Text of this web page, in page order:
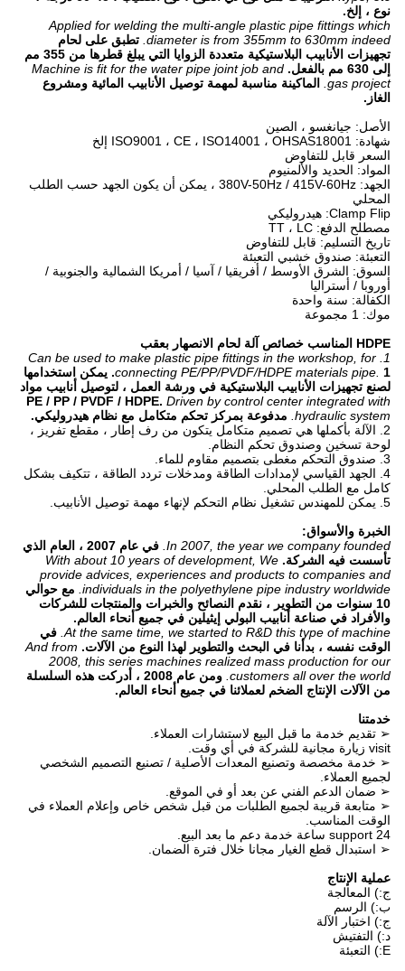
نوع ، إلخ.
Applied for welding the multi-angle plastic pipe fittings which
diameter is from 355mm to 630mm indeed. تطبق على لحام
تجهيزات الأنابيب البلاستيكية متعددة الزوايا التي يبلغ قطرها من 355 مم
إلى 630 مم بالفعل.
Machine is fit for the water pipe joint job and
gas project.
الماكينة مناسبة لمهمة توصيل الأنابيب المائية ومشروع
الغاز.
الأصل: جيانغسو ، الصين
شهادة: ISO9001 ، CE ، ISO14001 ، OHSAS18001 إلخ
السعر قابل للتفاوض
المواد: الحديد والألمنيوم
الجهد: 380V-50Hz / 415V-60Hz ، يمكن أن يكون الجهد حسب الطلب
المحلي
Clamp Flip: هيدروليكي
مصطلح الدفع: TT ، LC
تاريخ التسليم: قابل للتفاوض
التعبئة: صندوق خشبي التعبئة
السوق: الشرق الأوسط / أفريقيا / آسيا / أمريكا الشمالية والجنوبية /
أوروبا / أستراليا
الكفالة: سنة واحدة
موك: 1 مجموعة
HDPE المناسب خصائص آلة لحام الانصهار بعقب
1. Can be used to make plastic pipe fittings in the workshop, for
connecting PE/PP/PVDF/HDPE materials pipe.1. يمكن استخدامها
لصنع تجهيزات الأنابيب البلاستيكية في ورشة العمل ، لتوصيل أنابيب مواد
PE / PP / PVDF / HDPE. Driven by control center integrated with
hydraulic system. مدفوعة بمركز تحكم متكامل مع نظام هيدروليكي.
2. الآلة بأكملها هي تصميم متكامل يتكون من رف إطار ، مقطع تفريز ،
لوحة تسخين وصندوق تحكم النظام.
3. صندوق التحكم مغطى بتصميم مقاوم للماء.
4. الجهد القياسي لإمدادات الطاقة ومدخلات تردد الطاقة ، تتكيف بشكل
كامل مع الطلب المحلي.
5. يمكن للمهندس تشغيل نظام التحكم لإنهاء مهمة توصيل الأنابيب.
الخبرة والأسواق:
In 2007, the year we company founded.
في عام 2007 ، العام الذي
تأسست فيه الشركة. With about 10 years of development, We
provide advices, experiences and products to companies and
individuals in the polyethylene pipe industry worldwide. مع حوالي
10 سنوات من التطوير ، نقدم النصائح والخبرات والمنتجات للشركات
والأفراد في صناعة أنابيب البولي إيثيلين في جميع أنحاء العالم.
At the same time, we started to R&D this type of machine. في
الوقت نفسه ، بدأنا في البحث والتطوير لهذا النوع من الآلات. And from
2008, this series machines realized mass production for our
customers all over the world.
ومن عام 2008 ، أدركت هذه السلسلة
من الآلات الإنتاج الضخم لعملائنا في جميع أنحاء العالم.
خدمتنا
➢ تقديم خدمة ما قبل البيع لاستشارات العملاء.
visit زيارة مجانية للشركة في أي وقت.
➢ خدمة مخصصة وتصنيع المعدات الأصلية / تصنيع التصميم الشخصي
لجميع العملاء.
➢ ضمان الدعم الفني عن بعد أو في الموقع.
➢ متابعة قريبة لجميع الطلبات من قبل شخص خاص وإعلام العملاء في
الوقت المناسب.
support 24 ساعة خدمة دعم ما بعد البيع.
➢ استبدال قطع الغيار مجانا خلال فترة الضمان.
عملية الإنتاج
ج:) المعالجة
ب:) الرسم
ج:) اختبار الآلة
د:) التفتيش
E:) التعبئة